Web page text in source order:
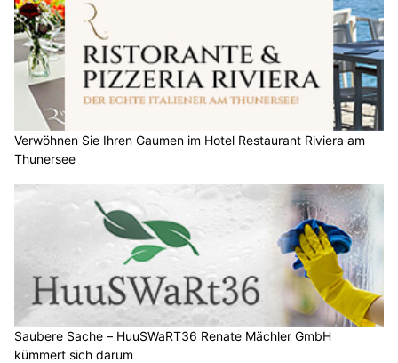
Verwöhnen Sie Ihren Gaumen im Hotel Restaurant Riviera am
Thunersee
Saubere Sache – HuuSWaRT36 Renate Mächler GmbH
kümmert sich darum